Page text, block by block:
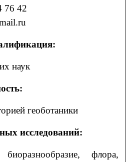
76 42
наук
геоботаники
исследований:
флора,